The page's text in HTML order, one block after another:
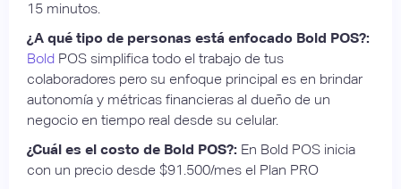
15 minutos.
¿A qué tipo de personas está enfocado Bold POS?:
Bold POS simplifica todo el trabajo de tus
colaboradores pero su enfoque principal es en brindar
autonomía y métricas financieras al dueño de un
negocio en tiempo real desde su celular.
¿Cuál es el costo de Bold POS?: En Bold POS inicia
con un precio desde $91.500/mes el Plan PRO